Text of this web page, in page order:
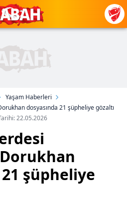
Yaşam Haberleri
dosyasında 21 şüpheliye gözaltı
22.05.2026
şüpheliye